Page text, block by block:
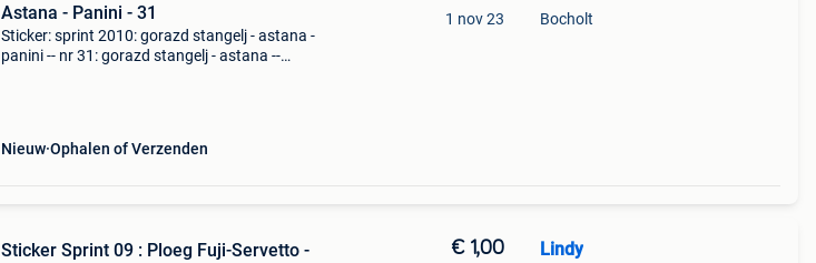
Astana - Panini - 31
Sticker: sprint 2010: gorazd stangelj - astana -
panini -- nr 31: gorazd stangelj - astana --
Nieuw Ophalen of Verzenden
1 nov 23 Bocholt
Sticker Sprint 09 : Ploeg Fuji-Servetto -
€ 1,00 Lindy